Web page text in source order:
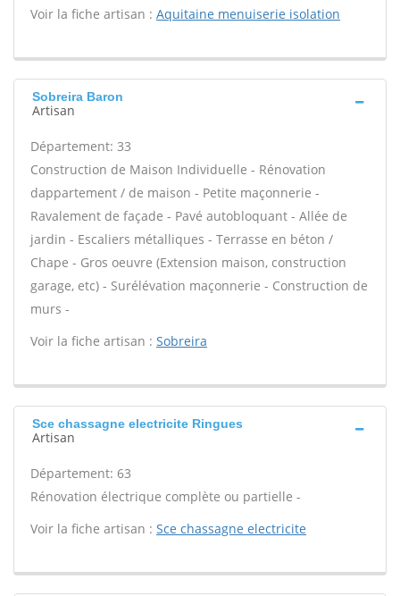
Voir la fiche artisan : Aquitaine menuiserie isolation
Sobreira Baron
Artisan
Département: 33
Construction de Maison Individuelle - Rénovation
dappartement / de maison - Petite maçonnerie -
Ravalement de façade - Pavé autobloquant - Allée de
jardin - Escaliers métalliques - Terrasse en béton /
Chape - Gros oeuvre (Extension maison, construction
garage, etc) - Surélévation maçonnerie - Construction de
murs -
Voir la fiche artisan : Sobreira
Sce chassagne electricite Ringues
Artisan
Département: 63
Rénovation électrique complète ou partielle -
Voir la fiche artisan : Sce chassagne electricite